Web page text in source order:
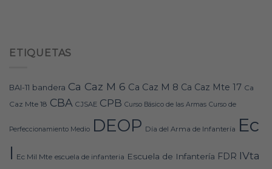
ETIQUETAS
BAI-11 bandera Ca Caz M 6 Ca Caz M 8 Ca Caz Mte 17 Ca
Caz Mte 18 CBA CJSAE CPB Curso Básico de las Armas Curso de
Perfeccionamiento Medio DEOP Día del Arma de Infantería Ec
I Ec Mil Mte escuela de infanteria Escuela de Infantería FDR IVta